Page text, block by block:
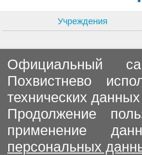
Учреждения
Официальный
Похвистнево
технических
Продолжение
применение
персональных